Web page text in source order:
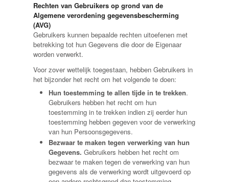
Rechten van Gebruikers op grond van de
Algemene verordening gegevensbescherming
(AVG)
Gebruikers kunnen bepaalde rechten uitoefenen met
betrekking tot hun Gegevens die door de Eigenaar
worden verwerkt.
Voor zover wettelijk toegestaan, hebben Gebruikers in
het bijzonder het recht om het volgende te doen:
Hun toestemming te allen tijde in te trekken.
Gebruikers hebben het recht om hun
toestemming in te trekken indien zij eerder hun
toestemming hebben gegeven voor de verwerking
van hun Persoonsgegevens.
Bezwaar te maken tegen verwerking van hun
Gegevens. Gebruikers hebben het recht om
bezwaar te maken tegen de verwerking van hun
gegevens als de verwerking wordt uitgevoerd op